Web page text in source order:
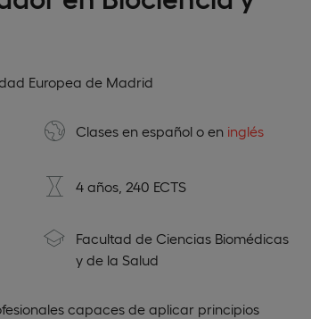
Europea de Madrid
Clases en español o en inglés
4 años, 240 ECTS
Facultad de Ciencias Biomédicas
y de la Salud
capaces de aplicar principios